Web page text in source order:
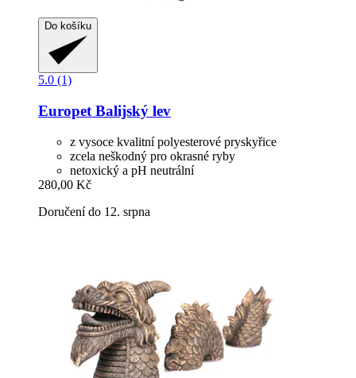
Do košíku
5.0 (1)
Europet Balijský lev
z vysoce kvalitní polyesterové pryskyřice
zcela neškodný pro okrasné ryby
netoxický a pH neutrální
280,00 Kč
Doručení do 12. srpna